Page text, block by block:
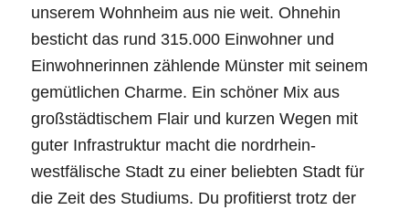
unserem Wohnheim aus nie weit. Ohnehin
besticht das rund 315.000 Einwohner und
Einwohnerinnen zählende Münster mit seinem
gemütlichen Charme. Ein schöner Mix aus
großstädtischem Flair und kurzen Wegen mit
guter Infrastruktur macht die nordrhein-
westfälische Stadt zu einer beliebten Stadt für
die Zeit des Studiums. Du profitierst trotz der